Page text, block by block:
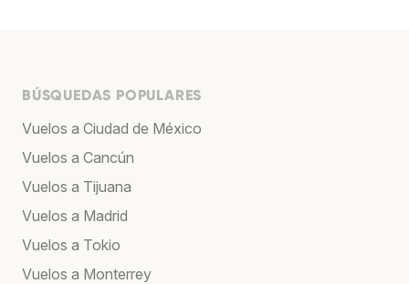
BÚSQUEDAS POPULARES
Vuelos a Ciudad de México
Vuelos a Cancún
Vuelos a Tijuana
Vuelos a Madrid
Vuelos a Tokio
Vuelos a Monterrey